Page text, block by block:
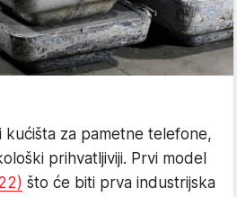
za pametne telefone,
prihvatljiviji. Prvi model
što će biti prva industrijska